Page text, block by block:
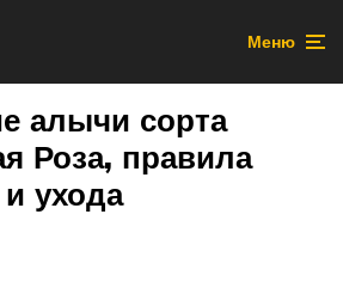
Меню
алычи сорта
Роза, правила
ухода